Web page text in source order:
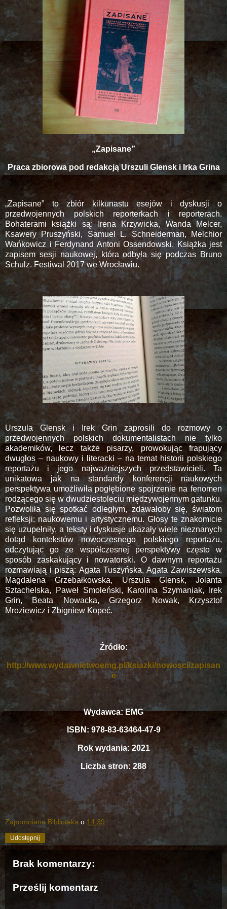
„Zapisane”
Praca zbiorowa pod redakcją Urszuli Glensk i Irka Grina
„Zapisane” to zbiór kilkunastu esejów i dyskusji o
przedwojennych polskich reporterkach i reporterach.
Bohaterami książki są: Irena Krzywicka, Wanda Melcer,
Ksawery Pruszyński, Samuel L. Schneiderman, Melchior
Wańkowicz i Ferdynand Antoni Ossendowski. Książka jest
zapisem sesji naukowej, która odbyła się podczas Bruno
Schulz. Festiwal 2017 we Wrocławiu.
Urszula Glensk i Irek Grin zaprosili do rozmowy o
przedwojennych polskich dokumentalistach nie tylko
akademików, lecz także pisarzy, prowokując frapujący
dwugłos – naukowy i literacki – na temat historii polskiego
reportażu i jego najważniejszych przedstawicieli. Ta
unikatowa jak na standardy konferencji naukowych
perspektywa umożliwiła pogłębione spojrzenie na fenomen
rodzącego się w dwudziestoleciu międzywojennym gatunku.
Pozwoliła się spotkać odległym, zdawałoby się, światom
refleksji: naukowemu i artystycznemu. Głosy te znakomicie
się uzupełniły, a teksty i dyskusje ukazały wiele nieznanych
dotąd kontekstów nowoczesnego polskiego reportażu,
odczytując go ze współczesnej perspektywy często w
sposób zaskakujący i nowatorski. O dawnym reportażu
rozmawiają i piszą: Agata Tuszyńska, Agata Zawiszewska,
Magdalena Grzebałkowska, Urszula Glensk, Jolanta
Sztachelska, Paweł Smoleński, Karolina Szymaniak, Irek
Grin, Beata Nowacka, Grzegorz Nowak, Krzysztof
Mroziewicz i Zbigniew Kopeć.
Źródło:
http://www.wydawnictwoemg.pl/ksiazki/nowosci/zapisan
e
Wydawca: EMG
ISBN: 978-83-63464-47-9
Rok wydania: 2021
Liczba stron: 288
Zapomniana Biblioteka o 14:39
Udostępnij
Brak komentarzy:
Prześlij komentarz